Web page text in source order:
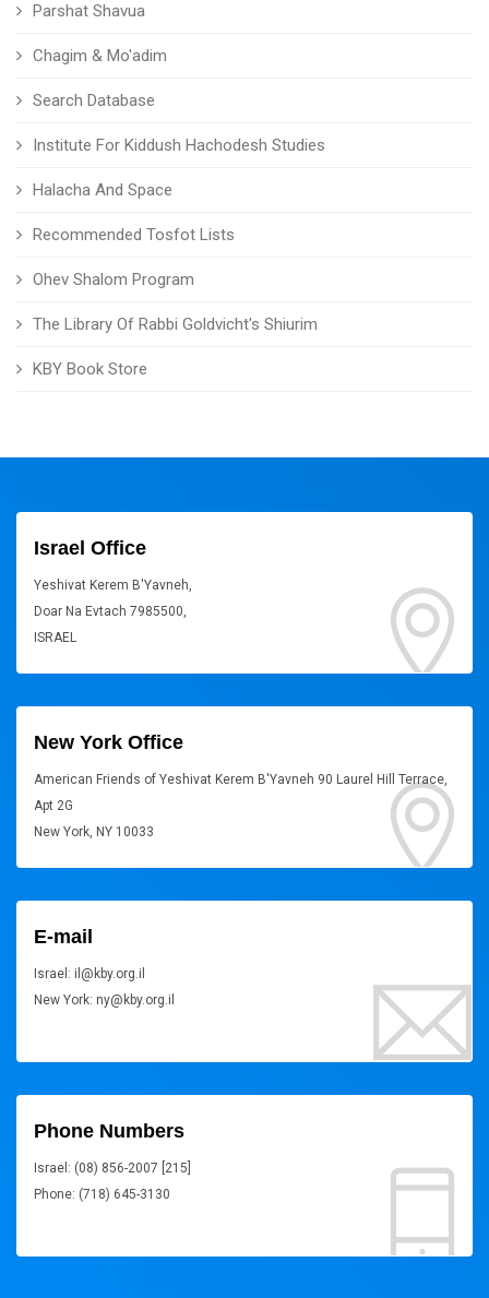
Parshat Shavua
Chagim & Mo'adim
Search Database
Institute For Kiddush Hachodesh Studies
Halacha And Space
Recommended Tosfot Lists
Ohev Shalom Program
The Library Of Rabbi Goldvicht's Shiurim
KBY Book Store
Israel Office
Yeshivat Kerem B'Yavneh,
Doar Na Evtach 7985500,
ISRAEL
New York Office
American Friends of Yeshivat Kerem B'Yavneh 90 Laurel Hill Terrace,
Apt 2G
New York, NY 10033
E-mail
Israel: il@kby.org.il
New York: ny@kby.org.il
Phone Numbers
Israel: (08) 856-2007 [215]
Phone: (718) 645-3130